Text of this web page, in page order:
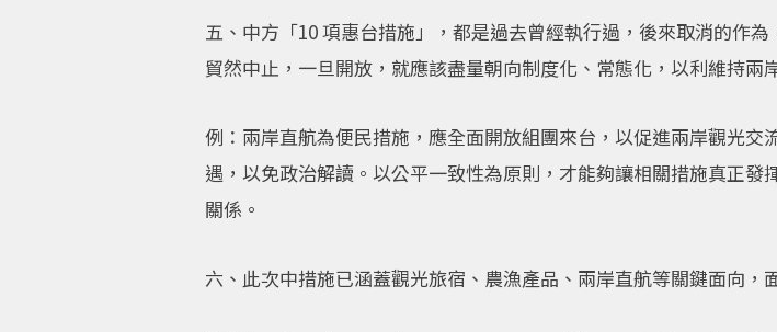
五、中方「10 項惠台措施」，都是過去曾經執行過，後來取消的作
貿然中止，一旦開放，就應該盡量朝向制度化、常態化，以利維持兩
例：兩岸直航為便民措施，應全面開放組團來台，以促進兩岸觀光
遇，以免政治解讀。以公平一致性為原則，才能夠讓相關措施真正
關係。
六、此次中措施已涵蓋觀光旅宿、農漁產品、兩岸直航等關鍵面向，